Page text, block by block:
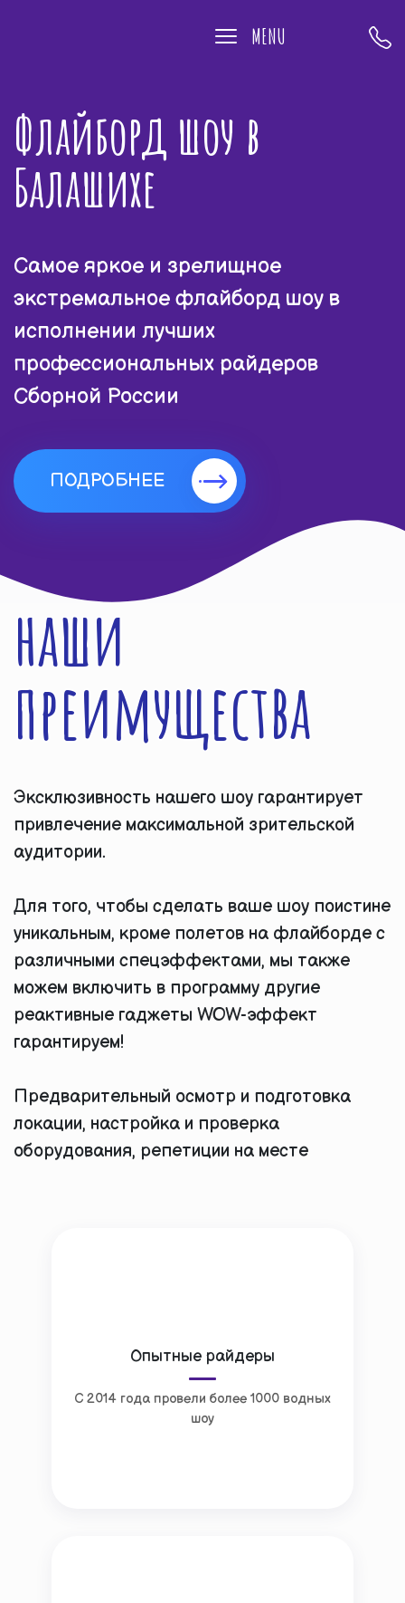
MENU
Флайборд шоу в
Балашихе
Самое яркое и зрелищное
экстремальное флайборд шоу в
исполнении лучших
профессиональных райдеров
Сборной России
ПОДРОБНЕЕ
наши
преимущества
Эксклюзивность нашего шоу гарантирует
привлечение максимальной зрительской
аудитории.
Для того, чтобы сделать ваше шоу поистине
уникальным, кроме полетов на флайборде с
различными спецэффектами, мы также
можем включить в программу другие
реактивные гаджеты WOW-эффект
гарантируем!
Предварительный осмотр и подготовка
локации, настройка и проверка
оборудования, репетиции на месте
Опытные райдеры
С 2014 года провели более 1000 водных
шоу